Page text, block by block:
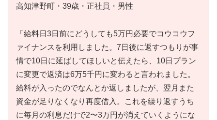
高知津野町・39歳・正社員・男性
「給料日3日前にどうしても5万円必要でコウコウフ
ァイナンスを利用しました。7日後に返すつもりが事
情で10日に延ばしてほしいと伝えたら、10日プラン
に変更で返済は6万5千円に変わると言われました。
給料が入ったのでなんとか返しましたが、翌月また
資金が足りなくなり再度借入。これを繰り返すうち
に毎月の利息だけで2〜3万円が消えていくようにな